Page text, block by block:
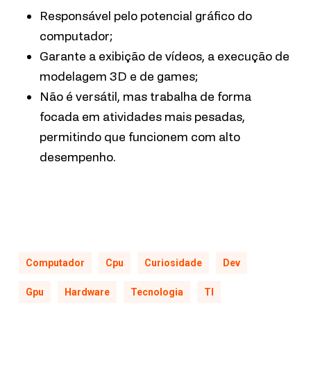
Responsável pelo potencial gráfico do
computador;
Garante a exibição de vídeos, a execução de
modelagem 3D e de games;
Não é versátil, mas trabalha de forma
focada em atividades mais pesadas,
permitindo que funcionem com alto
desempenho.
Computador Cpu Curiosidade Dev
Gpu Hardware Tecnologia TI